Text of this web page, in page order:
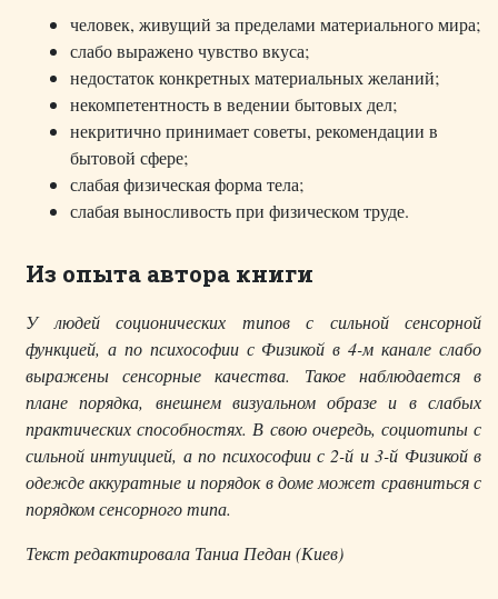
человек, живущий за пределами материального мира;
слабо выражено чувство вкуса;
недостаток конкретных материальных желаний;
некомпетентность в ведении бытовых дел;
некритично принимает советы, рекомендации в
бытовой сфере;
слабая физическая форма тела;
слабая выносливость при физическом труде.
Из опыта автора книги
У людей соционических типов с сильной сенсорной
функцией, а по психософии с Физикой в 4-м канале слабо
выражены сенсорные качества. Такое наблюдается в
плане порядка, внешнем визуальном образе и в слабых
практических способностях. В свою очередь, социотипы с
сильной интуицией, а по психософии с 2-й и 3-й Физикой в
одежде аккуратные и порядок в доме может сравниться с
порядком сенсорного типа.
Текст редактировала Таниа Педан (Киев)